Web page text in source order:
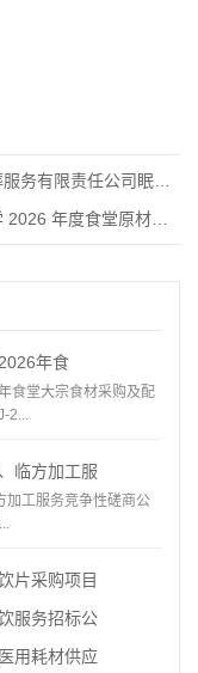
责任公司眠园公墓改建项
年度食堂原材料供应
年食
食堂大宗食材采购及配
2...
临方加工服
加工服务竞争性磋商公
片采购项目
服务招标公
用耗材供应